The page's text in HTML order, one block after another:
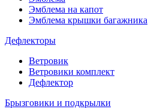
Эмблема на капот
Эмблема крышки багажника
Дефлекторы
Ветровик
Ветровики комплект
Дефлектор
Брызговики и подкрылки